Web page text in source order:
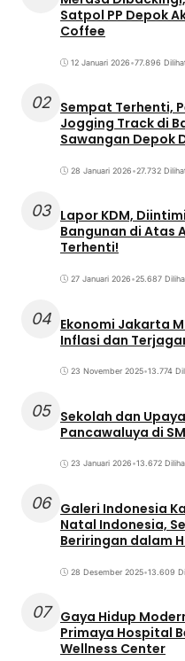
Satpol PP Depok
Coffee
12 Januari 2026•77.896
02 Sempat Terhenti,
Jogging Track di
Sawangan Depok
28 Januari 2026•27.732
03 Lapor KDM,
Bangunan di Atas
Terhenti!
27 Januari 2026•25.687
04 Ekonomi Jakarta
Inflasi dan
23 November 2025•13.774
05 Sekolah dan
Pancawaluya di
23 Januari 2026•13.672
06 Galeri Indonesia
Natal Indonesia,
Beriringan dalam
28 Desember 2025•13.609
07
Gaya Hidup
Primaya Hospital
Wellness Center